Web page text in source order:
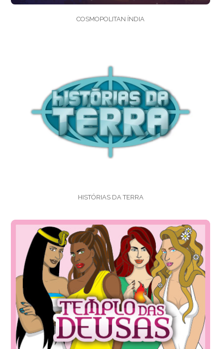
COSMOPOLITAN ÍNDIA
HISTÓRIAS DA TERRA